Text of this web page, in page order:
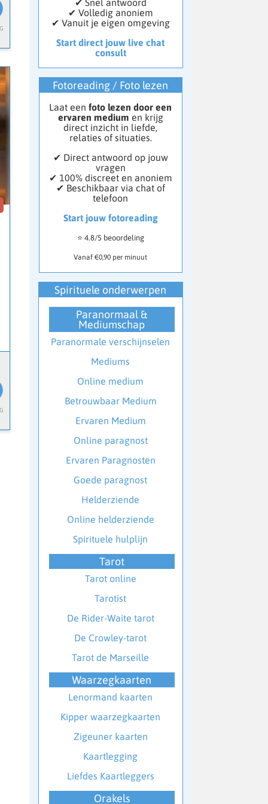
✔ Snel antwoord
✔ Volledig anoniem
✔ Vanuit je eigen omgeving
Start direct jouw live chat
consult
Fotoreading / Foto lezen
Laat eenfoto lezen door een
ervaren medium en krijg
direct inzicht in liefde,
relaties of situaties.
✔ Direct antwoord op jouw
vragen
✔ 100% discreet en anoniem
✔ Beschikbaar via chat of
telefoon
Start jouw fotoreading
⭐ 4.8/5 beoordeling
Vanaf €0,90 per minuut
Spirituele onderwerpen
Paranormaal &
Mediumschap
Paranormale verschijnselen
Mediums
Online medium
Betrouwbaar Medium
Ervaren Medium
Online paragnost
Ervaren Paragnosten
Goede paragnost
Helderziende
Online helderziende
Spirituele hulplijn
Tarot
Tarot online
Tarotist
De Rider-Waite tarot
De Crowley-tarot
Tarot de Marseille
Waarzegkaarten
Lenormand kaarten
Kipper waarzegkaarten
Zigeuner kaarten
Kaartlegging
Liefdes Kaartleggers
Orakels